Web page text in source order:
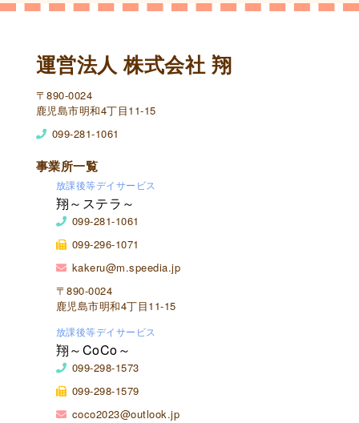
運営法人 株式会社 翔
〒890-0024
鹿児島市明和4丁目11-15
099-281-1061
事業所一覧
放課後等デイサービス
翔～ステラ～
099-281-1061
099-296-1071
kakeru@m.speedia.jp
〒890-0024
鹿児島市明和4丁目11-15
放課後等デイサービス
翔～CoCo～
099-298-1573
099-298-1579
coco2023@outlook.jp